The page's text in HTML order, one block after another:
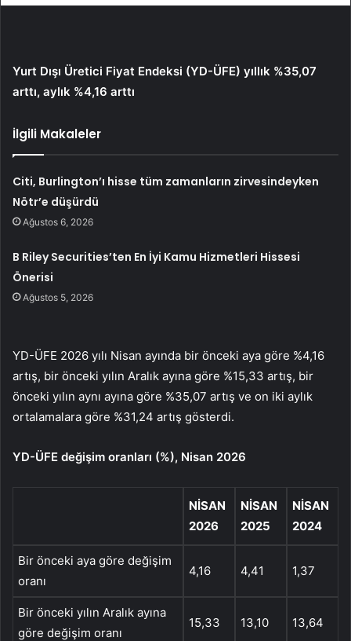
Yurt Dışı Üretici Fiyat Endeksi (YD-ÜFE) yıllık %35,07
arttı, aylık %4,16 arttı
İlgili Makaleler
Citi, Burlington’ı hisse tüm zamanların zirvesindeyken
Nötr’e düşürdü
Ağustos 6, 2026
B Riley Securities’ten En İyi Kamu Hizmetleri Hissesi
Önerisi
Ağustos 5, 2026
YD-ÜFE 2026 yılı Nisan ayında bir önceki aya göre %4,16
artış, bir önceki yılın Aralık ayına göre %15,33 artış, bir
önceki yılın aynı ayına göre %35,07 artış ve on iki aylık
ortalamalara göre %31,24 artış gösterdi.
YD-ÜFE değişim oranları (%), Nisan 2026
NISAN
2026
NISAN
2025
NISAN
2024
Bir önceki aya göre değişim
oranı
4,16 4,41 1,37
Bir önceki yılın Aralık ayına
göre değişim oranı
15,33 13,10 13,64